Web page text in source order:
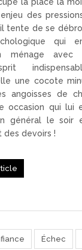
des
tente de se
qui
ménage avec
une cocote
angoisses de
occasion qui lui
général le soir
des devoirs !
Échec